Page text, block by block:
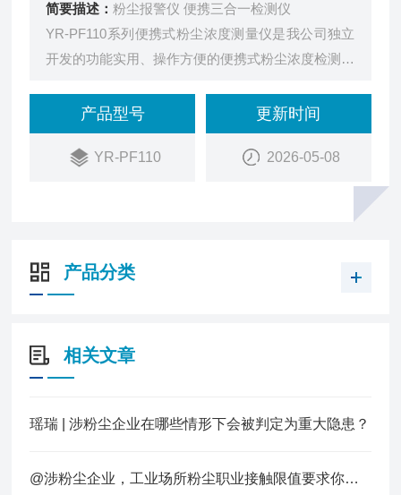
简要描述： 粉尘报警仪 便携三合一检测仪
YR-PF110系列便携式粉尘浓度测量仪是我公司独立
开发的功能实用、操作方便的便携式粉尘浓度检测测
有声光振动三重报警，通过单片机采集传感器数据并
对数据进行处理，最终完成数据的显示，报警和记录
等功能。
产品型号
YR-PF110
更新时间
2026-05-08
产品分类
相关文章
瑶瑞 | 涉粉尘企业在哪些情形下会被判定为重大隐患？
@涉粉尘企业，工业场所粉尘职业接触限值要求你知道多少？